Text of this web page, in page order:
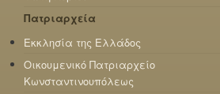
Πατριαρχεία
Εκκλησία της Ελλάδος
Οικουμενικό Πατριαρχείο
Κωνσταντινουπόλεως